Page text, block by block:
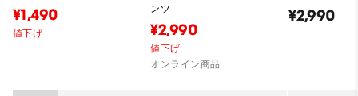
¥1,490
値下げ
ンツ
¥2,990
値下げ
オンライン商品
¥2,990